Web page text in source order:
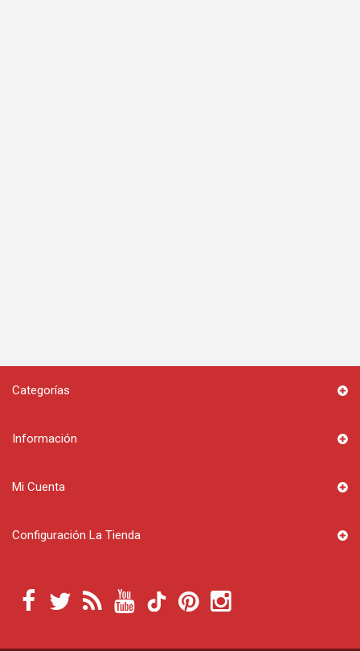
Categorías
Información
Mi Cuenta
Configuración La Tienda